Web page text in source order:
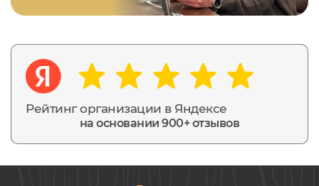
Рейтинг организации в Яндексе
на основании 900+ отзывов